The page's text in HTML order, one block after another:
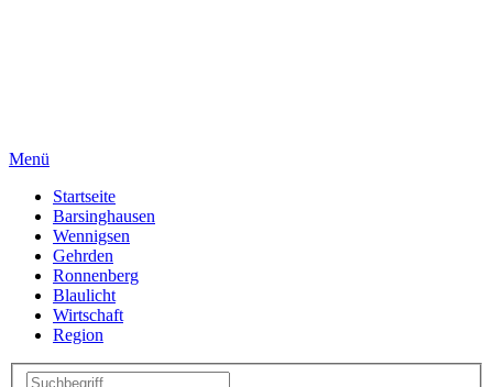
Menü
Startseite
Barsinghausen
Wennigsen
Gehrden
Ronnenberg
Blaulicht
Wirtschaft
Region